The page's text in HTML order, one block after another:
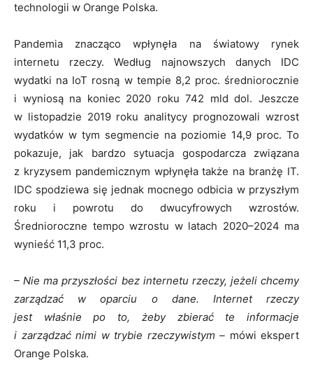
technologii w Orange Polska.
Pandemia znacząco wpłynęła na światowy rynek
internetu rzeczy. Według najnowszych danych IDC
wydatki na IoT rosną w tempie 8,2 proc. średniorocznie
i wyniosą na koniec 2020 roku 742 mld dol. Jeszcze
w listopadzie 2019 roku analitycy prognozowali wzrost
wydatków w tym segmencie na poziomie 14,9 proc. To
pokazuje, jak bardzo sytuacja gospodarcza związana
z kryzysem pandemicznym wpłynęła także na branżę IT.
IDC spodziewa się jednak mocnego odbicia w przyszłym
roku i powrotu do dwucyfrowych wzrostów.
Średnioroczne tempo wzrostu w latach 2020–2024 ma
wynieść 11,3 proc.
– Nie ma przyszłości bez internetu rzeczy, jeżeli chcemy
zarządzać w oparciu o dane. Internet rzeczy
jest właśnie po to, żeby zbierać te informacje
i zarządzać nimi w trybie rzeczywistym – mówi ekspert
Orange Polska.